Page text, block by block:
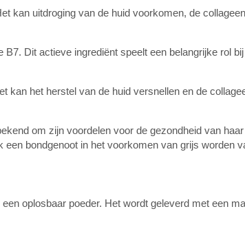
kan uitdroging van de huid voorkomen, de
Dit actieve ingrediënt speelt een belangrijke rol
kan het herstel van de huid versnellen en de
om zijn voordelen voor de gezondheid van
bondgenoot in het voorkomen van grijs worden
oplosbaar poeder. Het wordt geleverd met een